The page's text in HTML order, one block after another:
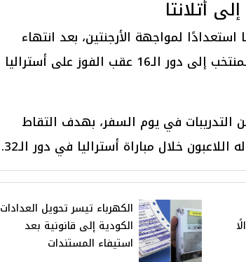
أتلانتا
استعدادًا لمواجهة الأرجنتين، بعد انتهاء
الـ16 عقب الفوز على
أستراليا
التدريبات في يوم السفر، بهدف التقاط
اللاعبون خلال مباراة أستراليا في دور الـ32.
سؤالًا
الكهرباء تيسر تحويل العدادات
الكودية إلى قانونية بعد
استيفاء المستندات